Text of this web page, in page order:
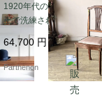
1920年代の英国製、端
正で洗練された空気感
を纏ったサロンチェア
【7100】
64,700 円
Parthenon